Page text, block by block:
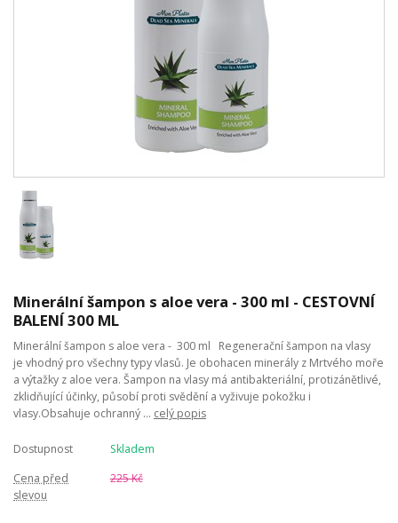
Minerální šampon s aloe vera - 300 ml - CESTOVNÍ
BALENÍ 300 ML
Minerální šampon s aloe vera - 300 ml Regenerační šampon na vlasy
je vhodný pro všechny typy vlasů. Je obohacen minerály z Mrtvého moře
a výtažky z aloe vera. Šampon na vlasy má antibakteriální, protizánětlivé,
zklidňující účinky, působí proti svědění a vyživuje pokožku i
vlasy.Obsahuje ochranný ... celý popis
Dostupnost
Skladem
Cena před
slevou
225 Kč